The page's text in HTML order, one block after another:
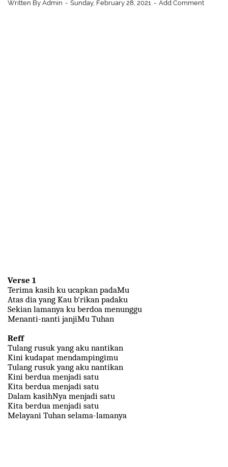
Written By Admin Sunday, February 28, 2021 Add Comment
Verse 1
Terima kasih ku ucapkan padaMu
Atas dia yang Kau b'rikan padaku
Sekian lamanya ku berdoa menunggu
Menanti-nanti janjiMu Tuhan
Reff
Tulang rusuk yang aku nantikan
Kini kudapat mendampingimu
Tulang rusuk yang aku nantikan
Kini berdua menjadi satu
Kita berdua menjadi satu
Dalam kasihNya menjadi satu
Kita berdua menjadi satu
Melayani Tuhan selama-lamanya